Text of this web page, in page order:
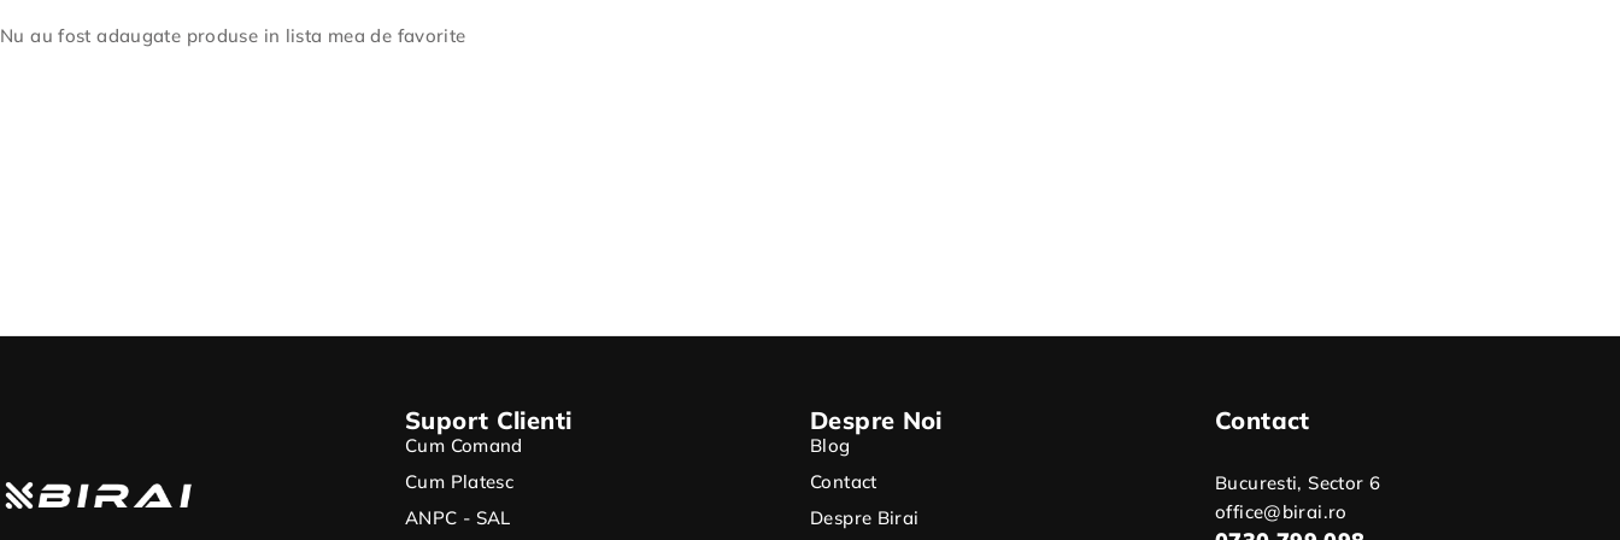
Nu au fost adaugate produse in lista mea de favorite
Suport Clienti
Cum Comand
Cum Platesc
ANPC - SAL
Despre Noi
Blog
Contact
Despre Birai
Contact
Bucuresti, Sector 6
office@birai.ro